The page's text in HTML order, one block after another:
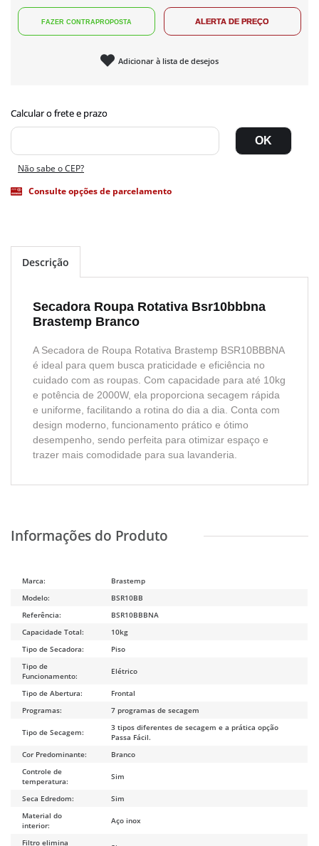
Adicionar à lista de desejos
Não sabe o CEP?
Consulte opções de parcelamento
Descrição
Secadora Roupa Rotativa Bsr10bbbna
Brastemp Branco
A Secadora de Roupa Rotativa Brastemp BSR10BBBNA
é ideal para quem busca praticidade e eficiência no
cuidado com as roupas. Com capacidade para até 10kg
e potência de 2000W, ela proporciona secagem rápida
e uniforme, facilitando a rotina do dia a dia. Conta com
design moderno, funcionamento prático e ótimo
desempenho, sendo perfeita para otimizar espaço e
trazer mais comodidade para sua lavanderia.
Marca:
Brastemp
Modelo:
BSR10BB
Referência:
BSR10BBBNA
Capacidade Total:
10kg
Tipo de Secadora:
Piso
Tipo de
Funcionamento:
Elétrico
Tipo de Abertura:
Frontal
Programas:
7 programas de secagem
Tipo de Secagem:
3 tipos diferentes de secagem e a prática opção
Passa Fácil.
Cor Predominante:
Branco
Controle de
temperatura:
Sim
Seca Edredom:
Sim
Material do
interior:
Aço inox
Filtro elimina